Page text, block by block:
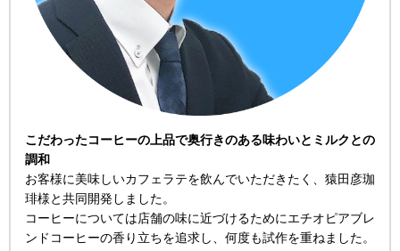
こだわったコーヒーの上品で奥行きのある味わいとミルクとの
調和
お客様に美味しいカフェラテを飲んでいただきたく、猿田彦珈
琲様と共同開発しました。
コーヒーについては店舗の味に近づけるためにエチオピアブレ
ンドコーヒーの香り立ちを追求し、何度も試作を重ねました。